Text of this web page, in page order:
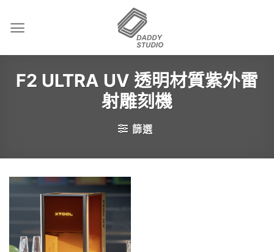
F2 ULTRA UV 透明材質紫外雷
射雕刻機
篩選